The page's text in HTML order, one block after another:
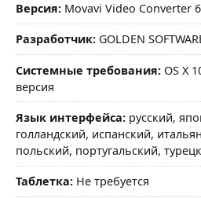
Версия: Movavi Video Converter
Разработчик: GOLDEN
Системные требования: OS X
версия
Язык интерфейса: русский,
голландский, испанский,
польский, португальский,
Таблетка: Не требуется